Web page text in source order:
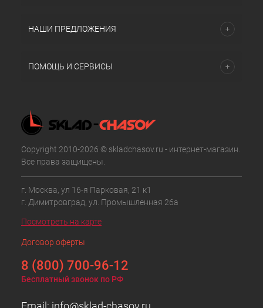
НАШИ ПРЕДЛОЖЕНИЯ
ПОМОЩЬ И СЕРВИСЫ
Copyright 2010-2026 © skladchasov.ru - интернет-магазин.
Все права защищены.
г. Москва, ул 16-я Парковая, 21 к1
г. Димитровград, ул. Промышленная 26а
Посмотреть на карте
Договор оферты
8 (800) 700-96-12
Бесплатный звонок по РФ